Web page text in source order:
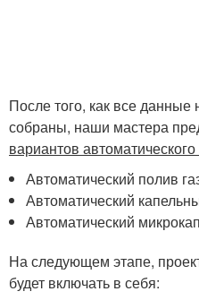
После того, как все данные
собраны, наши мастера
вариантов
Автоматический полив
Автоматический
Автоматический
На следующем этапе,
будет включать в себя: